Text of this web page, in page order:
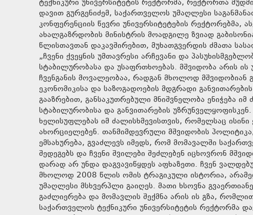
ტექნიკური უნივერსიტეტის რექტორმა, რექტორთა
დავით გურგენიძემ, საქართველოს უმაღლესი
კონფერენციის წევრი უნივერსიტეტების რექტორებმა,
ახალგაზრდობის მინისტრის მოადგილე ზვიად
წლისთავთან დაკავშირებით, მუხათგვერდის ძმათა
„ჩვენი ქვეყნის უმთავრესი არჩევანი და
სტაბილურობასა და უსაფრთხოებას. მშვიდობა არის
ჩვენგანის მოვალეობაა, რადგან მხოლოდ მშვიდობიან
ეკონომიკისა და საზოგადოების მდგრადი
გააზრებით, განსაკუთრებული მნიშვნელობა ენიჭება
სტაბილურობისა და განვითარების
ხელისუფლებას იმ ძალისხმევისთვის, რომელსაც
ახორციელებენ. თანმიმდევრული მშვიდობის
ემსახურება, გვაძლევს იმედს, რომ მომავალში
შედეგებს და ჩვენი შვილები შეძლებენ იცხოვრონ
დარად არ უნდა დაგვავიწყდეს აფხაზეთი. ჩვენ
მხოლოდ 2008 წლის ომის ტრაგიკული ისტორია,
უმაღლესი მსხვერპლი გაიღეს. მათი ხსოვნა
გაძლიერება და მომავლის შექმნა არის ის გზა,
საქართველოს ტექნიკური უნივერსიტეტის რექტორმა